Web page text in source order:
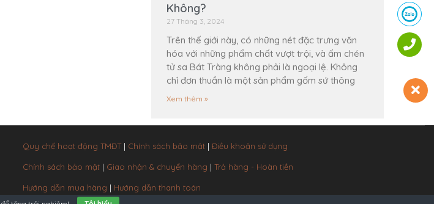
Không?
27 Tháng 3, 2024
Trên thế giới này, có những nét đặc trưng văn
hóa với những phẩm chất vượt trội, và ấm chén
tử sa Bát Tràng không phải là ngoại lệ. Không
chỉ đơn thuần là một sản phẩm gốm sứ thông
Xem thêm »
Quy chế hoạt động TMĐT| Chính sách bảo mật | Điều khoản sử dụng
Chính sách bảo mật | Giao nhận & chuyển hàng | Trả hàng - Hoàn tiền
Hướng dẫn mua hàng | Hướng dẫn thanh toán